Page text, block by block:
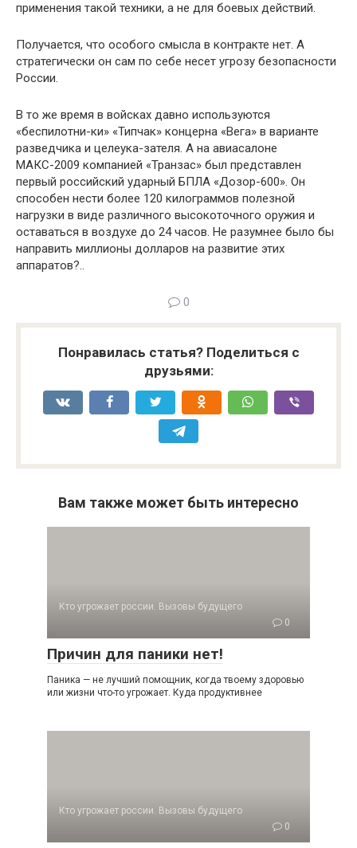
применения такой техники, а не для боевых действий.
Получается, что особого смысла в контракте нет. А
стратегически он сам по себе несет угрозу безопасности
России.
В то же время в войсках давно используются
«беспилотни-ки» «Типчак» концерна «Вега» в варианте
разведчика и целеука-зателя. А на авиасалоне
МАКС-2009 компанией «Транзас» был представлен
первый российский ударный БПЛА «Дозор-600». Он
способен нести более 120 килограммов полезной
нагрузки в виде различного высокоточного оружия и
оставаться в воздухе до 24 часов. Не разумнее было бы
направить миллионы долларов на развитие этих
аппаратов?..
0
Понравилась статья? Поделиться с
друзьями:
Вам также может быть интересно
Кто угрожает россии. Вызовы будущего
0
Причин для паники нет!
Паника — не лучший помощник, когда твоему здоровью
или жизни что-то угрожает. Куда продуктивнее
Кто угрожает россии. Вызовы будущего
0